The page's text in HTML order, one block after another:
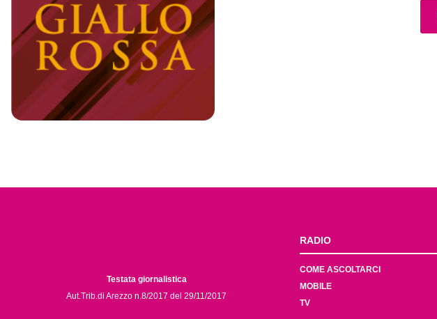
Testata giornalistica
Aut.Trib.di Arezzo n.8/2017 del 29/11/2017
RADIO
COME ASCOLTARCI
MOBILE
TV